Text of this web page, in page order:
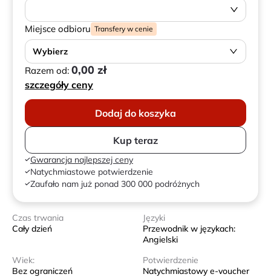
Miejsce odbioru Transfery w cenie
Wybierz
Razem od: 0,00 zł
szczegóły ceny
Dodaj do koszyka
Kup teraz
Gwarancja najlepszej ceny
Natychmiastowe potwierdzenie
Zaufało nam już ponad 300 000 podróżnych
Czas trwania
Cały dzień
Języki
Przewodnik w językach:
Angielski
Wiek:
Bez ograniczeń
Potwierdzenie
Natychmiastowy e-voucher